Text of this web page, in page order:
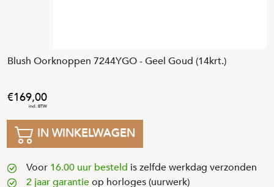
Blush Oorknoppen 7244YGO - Geel Goud (14krt.)
169,00
IN WINKELWAGEN
Voor 16.00 uur besteld is zelfde werkdag verzonden
2 jaar garantieop horloges (uurwerk)